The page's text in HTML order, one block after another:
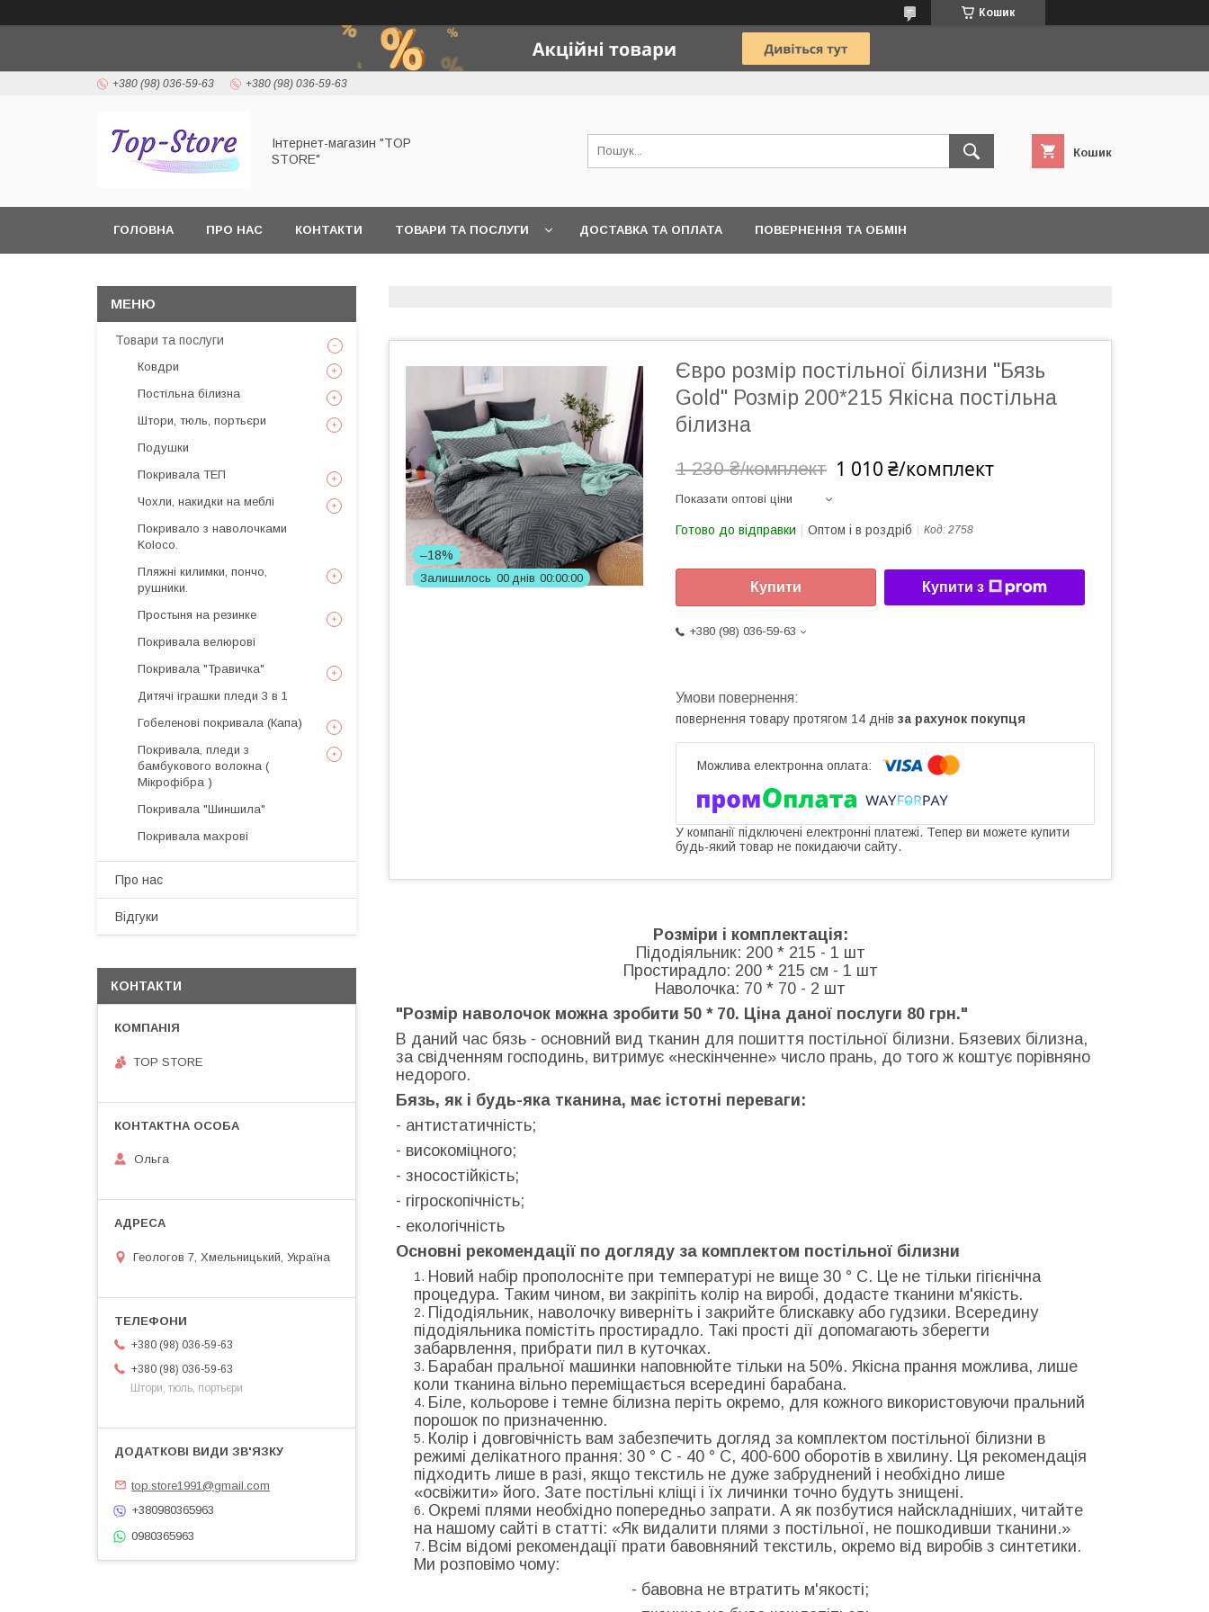
Кошик
+380 (98) 036-59-63 +380 (98) 036-59-63
Інтернет-магазин "TOP
STORE"
Кошик
ГОЛОВНА ПРО НАС КОНТАКТИ ТОВАРИ ТА ПОСЛУГИ ДОСТАВКА ТА ОПЛАТА ПОВЕРНЕННЯ ТА ОБМІН
–18%
Залишилось 00 днів 00 00 00
Євро розмір постільної білизни "Бязь
Gold" Розмір 200*215 Якісна постільна
білизна
1 230 ₴/комплект 1 010 ₴/комплект
Показати оптові ціни
Готово до відправки Оптом і в роздріб Код: 2758
Купити Купити з
+380 (98) 036-59-63
повернення товару протягом 14 днів за рахунок покупця
У компанії підключені електронні платежі. Тепер ви можете купити
будь-який товар не покидаючи сайту.
Розміри і комплектація:
Підодіяльник: 200 * 215 - 1 шт
Простирадло: 200 * 215 см - 1 шт
Наволочка: 70 * 70 - 2 шт
"Розмір наволочок можна зробити 50 * 70. Ціна даної послуги 80 грн."
В даний час бязь - основний вид тканин для пошиття постільної білизни. Бязевих білизна,
за свідченням господинь, витримує «нескінченне» число прань, до того ж коштує порівняно
недорого.
Бязь, як і будь-яка тканина, має істотні переваги:
- антистатичність;
- високоміцного;
- зносостійкість;
- гігроскопічність;
- екологічність
Основні рекомендації по догляду за комплектом постільної білизни
Новий набір прополосніте при температурі не вище 30 ° С. Це не тільки гігієнічна
процедура. Таким чином, ви закріпіть колір на виробі, додасте тканини м'якість.
Підодіяльник, наволочку виверніть і закрийте блискавку або гудзики. Всередину
підодіяльника помістіть простирадло. Такі прості дії допомагають зберегти
забарвлення, прибрати пил в куточках.
Барабан пральної машинки наповнюйте тільки на 50%. Якісна прання можлива, лише
коли тканина вільно переміщається всередині барабана.
Біле, кольорове і темне білизна періть окремо, для кожного використовуючи пральний
порошок по призначенню.
Колір і довговічність вам забезпечить догляд за комплектом постільної білизни в
режимі делікатного прання: 30 ° С - 40 ° С, 400-600 оборотів в хвилину. Ця рекомендація
підходить лише в разі, якщо текстиль не дуже забруднений і необхідно лише
«освіжити» його. Зате постільні кліщі і їх личинки точно будуть знищені.
Окремі плями необхідно попередньо запрати. А як позбутися найскладніших, читайте
на нашому сайті в статті: «Як видалити плями з постільної, не пошкодивши тканини.»
Всім відомі рекомендації прати бавовняний текстиль, окремо від виробів з синтетики.
Ми розповімо чому:
- бавовна не втратить м'якості;
Товари та послуги
Ковдри
Постільна білизна
Штори, тюль, портьєри
Подушки
Покривала ТЕП
Чохли, накидки на меблі
Покривало з наволочками
Koloco.
Пляжні килимки, пончо,
рушники.
Простыня на резинке
Покривала велюрові
Покривала "Травичка"
Дитячі іграшки пледи 3 в 1
Гобеленові покривала (Капа)
Покривала, пледи з
бамбукового волокна (
Мікрофібра )
Покривала "Шиншила"
Покривала махрові
Про нас
Відгуки
КОНТАКТИ
TOP STORE
Ольга
Геологов 7, Хмельницький, Україна
+380 (98) 036-59-63
+380 (98) 036-59-63
Штори, тюль, портьєри
top.store1991@gmail.com
+380980365963
0980365963